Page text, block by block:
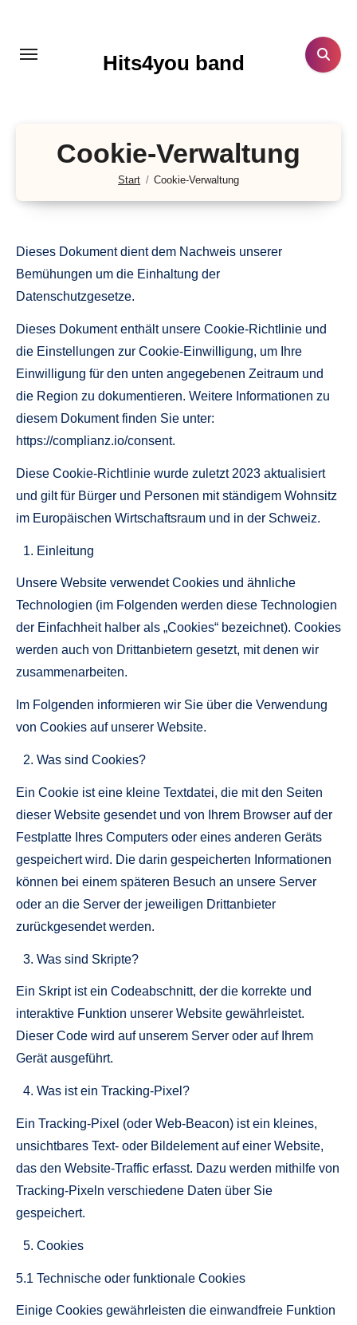
springen
Hits4you band
Cookie-Verwaltung
Start Cookie-Verwaltung
Dieses Dokument dient dem Nachweis unserer
Bemühungen um die Einhaltung der
Datenschutzgesetze.
Dieses Dokument enthält unsere Cookie-Richtlinie und
die Einstellungen zur Cookie-Einwilligung, um Ihre
Einwilligung für den unten angegebenen Zeitraum und
die Region zu dokumentieren. Weitere Informationen zu
diesem Dokument finden Sie unter:
https://complianz.io/consent.
Diese Cookie-Richtlinie wurde zuletzt 2023 aktualisiert
und gilt für Bürger und Personen mit ständigem Wohnsitz
im Europäischen Wirtschaftsraum und in der Schweiz.
Einleitung
Unsere Website verwendet Cookies und ähnliche
Technologien (im Folgenden werden diese Technologien
der Einfachheit halber als „Cookies“ bezeichnet). Cookies
werden auch von Drittanbietern gesetzt, mit denen wir
zusammenarbeiten.
Im Folgenden informieren wir Sie über die Verwendung
von Cookies auf unserer Website.
Was sind Cookies?
Ein Cookie ist eine kleine Textdatei, die mit den Seiten
dieser Website gesendet und von Ihrem Browser auf der
Festplatte Ihres Computers oder eines anderen Geräts
gespeichert wird. Die darin gespeicherten Informationen
können bei einem späteren Besuch an unsere Server
oder an die Server der jeweiligen Drittanbieter
zurückgesendet werden.
Was sind Skripte?
Ein Skript ist ein Codeabschnitt, der die korrekte und
interaktive Funktion unserer Website gewährleistet.
Dieser Code wird auf unserem Server oder auf Ihrem
Gerät ausgeführt.
Was ist ein Tracking-Pixel?
Ein Tracking-Pixel (oder Web-Beacon) ist ein kleines,
unsichtbares Text- oder Bildelement auf einer Website,
das den Website-Traffic erfasst. Dazu werden mithilfe von
Tracking-Pixeln verschiedene Daten über Sie
gespeichert.
Cookies
5.1 Technische oder funktionale Cookies
Einige Cookies gewährleisten die einwandfreie Funktion